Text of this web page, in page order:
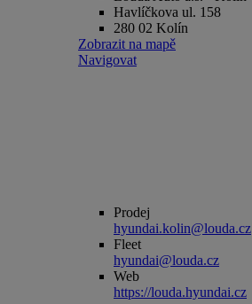
Havlíčkova ul. 158
280 02 Kolín
Zobrazit na mapě
Navigovat
Prodej
hyundai.kolin@louda.cz
Fleet
hyundai@louda.cz
Web
https://louda.hyundai.cz